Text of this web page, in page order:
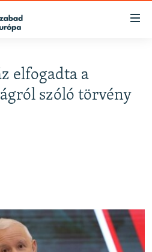
elfogadta a
szóló törvény